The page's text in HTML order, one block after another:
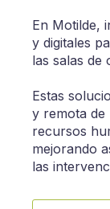
En Motilde,
y digitales
las salas de
Estas
y remota de
recursos
mejorando
las